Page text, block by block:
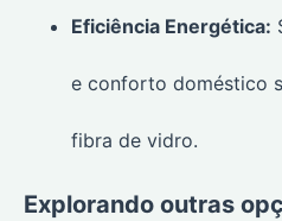
Eficiência Energética:
e conforto doméstico
fibra de vidro.
Explorando outras